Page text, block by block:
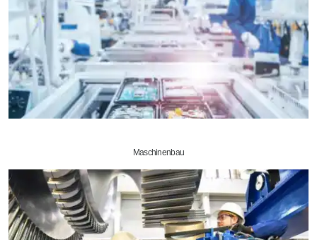
Maschinenbau